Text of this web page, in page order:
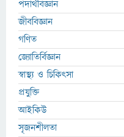
পদার্থবিজ্ঞান
জীববিজ্ঞান
গণিত
জ্যোতির্বিজ্ঞান
স্বাস্থ্য ও চিকিৎসা
প্রযুক্তি
আইকিউ
সৃজনশীলতা